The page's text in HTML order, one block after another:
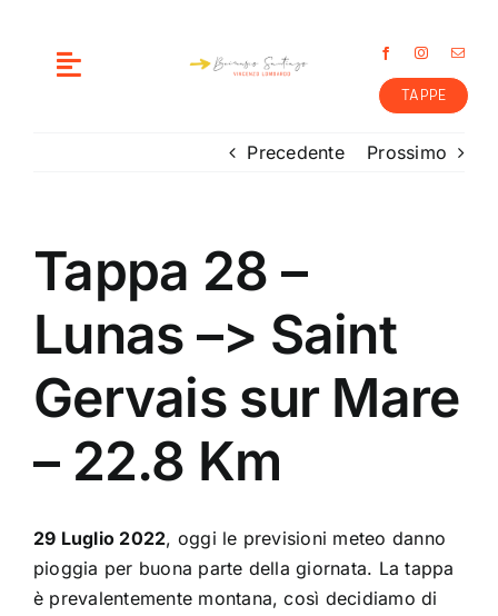
contenutoToggle
PREPARAZIONE
PERCORSO
CONTATTI
TAPPE
Precedente Prossimo
Tappa 28 –
Lunas –> Saint
Gervais sur Mare
– 22.8 Km
29 Luglio 2022, oggi le previsioni meteo danno
pioggia per buona parte della giornata. La tappa
è prevalentemente montana, così decidiamo di